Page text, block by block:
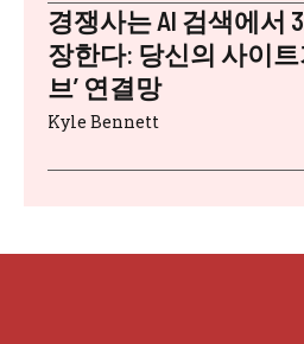
경쟁사는 AI 검색에서
장한다: 당신의 사이트
브’ 연결망
Kyle Bennett